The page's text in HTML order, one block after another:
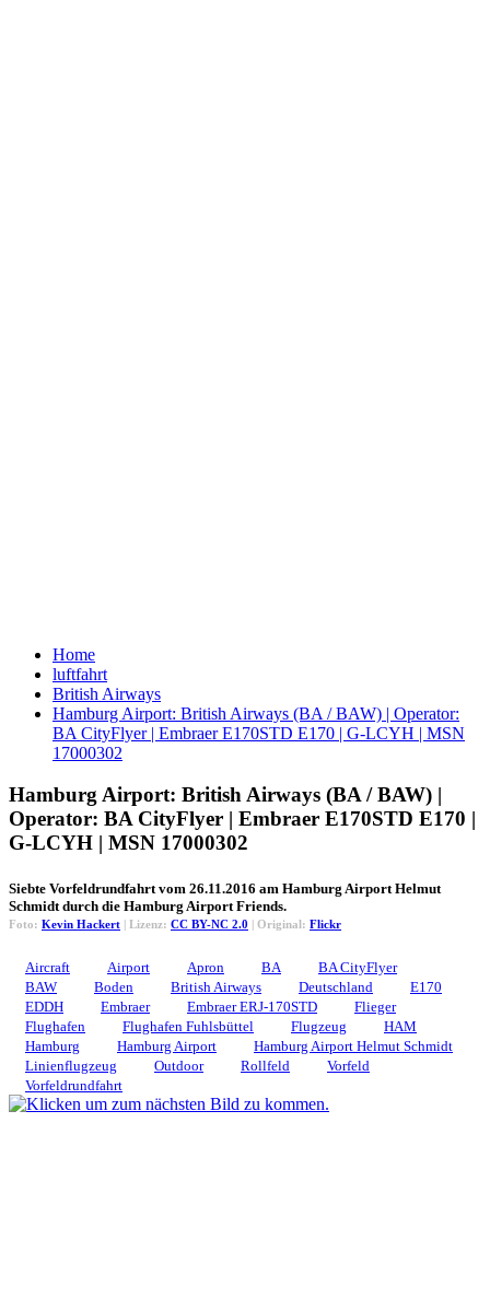
Home
luftfahrt
British Airways
Hamburg Airport: British Airways (BA / BAW) | Operator:
BA CityFlyer | Embraer E170STD E170 | G-LCYH | MSN
17000302
Hamburg Airport: British Airways (BA / BAW) |
Operator: BA CityFlyer | Embraer E170STD E170 |
G-LCYH | MSN 17000302
Siebte Vorfeldrundfahrt vom 26.11.2016 am Hamburg Airport Helmut
Schmidt durch die Hamburg Airport Friends.
Foto: Kevin Hackert | Lizenz: CC BY-NC 2.0 | Original: Flickr
Aircraft Airport Apron BA
BA CityFlyer
BAW
Boden British Airways Deutschland
E170
EDDH
Embraer Embraer ERJ-170STD
Flieger
Flughafen
Flughafen Fuhlsbüttel Flugzeug
HAM
Hamburg
Hamburg Airport
Hamburg Airport Helmut Schmidt
Linienflugzeug
Outdoor Rollfeld
Vorfeld
Vorfeldrundfahrt